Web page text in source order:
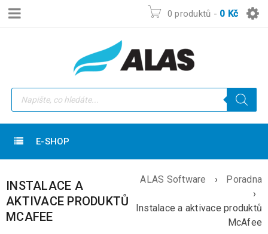
0 produktů - 0 Kč
E-SHOP
INSTALACE A
AKTIVACE PRODUKTŮ
MCAFEE
ALAS Software ›
Poradna
›
Instalace a aktivace produktů
McAfee